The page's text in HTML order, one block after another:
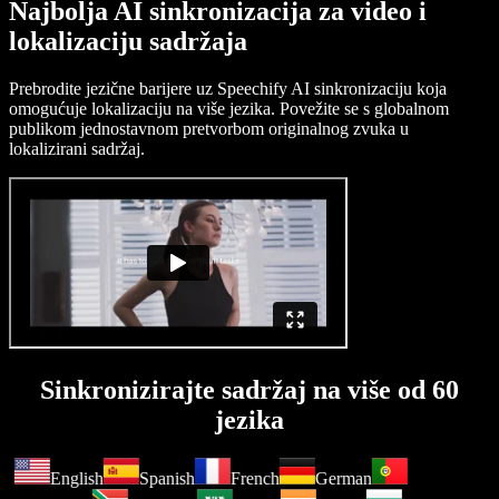
Najbolja AI sinkronizacija za video i
lokalizaciju sadržaja
Prebrodite jezične barijere uz Speechify AI sinkronizaciju koja
omogućuje lokalizaciju na više jezika. Povežite se s globalnom
publikom jednostavnom pretvorbom originalnog zvuka u
lokalizirani sadržaj.
Sinkronizirajte sadržaj na više od 60
jezika
English Spanish French
German